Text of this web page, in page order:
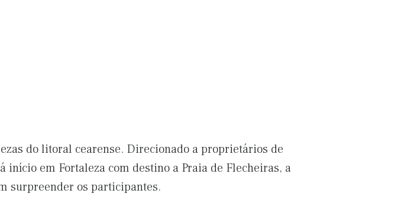
do litoral cearense. Direcionado a proprietários de
início em Fortaleza com destino a Praia de Flecheiras, a
surpreender os participantes.